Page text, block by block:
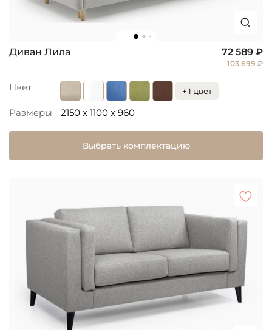
Диван Лила 72 589 ₽
103 699 ₽
Цвет + 1 цвет
Размеры 2150 x 1100 x 960
Выбрать комплектацию